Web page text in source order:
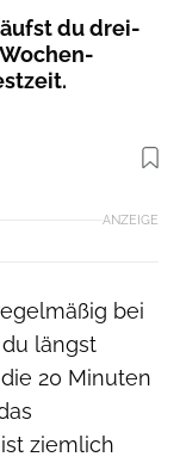
du drei-
Foto: iStockphoto
ANZEIGE
bei
längst
20 Minuten
ist ziemlich